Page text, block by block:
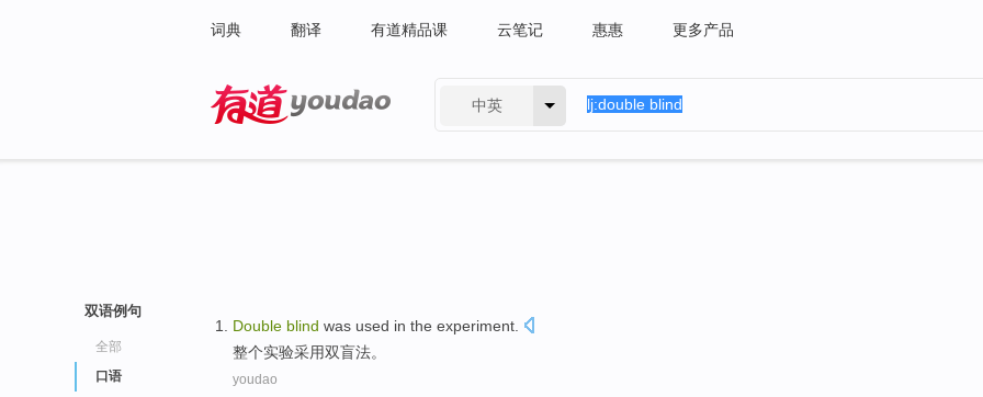
词典 翻译 有道精品课 云笔记 惠惠 更多产品
中英
双语例句
全部
口语
Double blind was used in the experiment
整个实验采用双盲法。
youdao